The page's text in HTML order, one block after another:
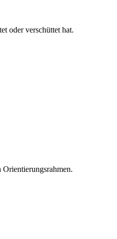
oder verschüttet hat.
Orientierungsrahmen.